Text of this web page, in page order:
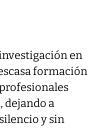
en
formación
dejando a
y sin